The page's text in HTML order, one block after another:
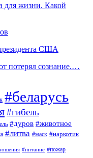
для жизни. Какой
США
потерял сознание.…
#беларусь
#гибель
#дуров #животное
#литва #маск #наркотик
#питание #пожар